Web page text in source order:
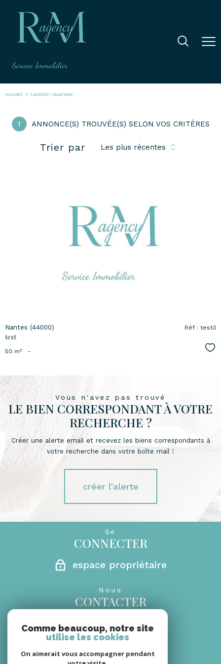
Accueil Location vacances
1 ANNONCE(S) TROUVÉE(S) SELON VOS CRITÈRES
Trier par Les plus récentes
voir le
bien
Nantes (44000)
test
Réf : test3
50 m² -
Vous n'avez pas trouvé
LE BIEN CORRESPONDANT À VOTRE
RECHERCHE ?
Créer une alerte email et recevez les biens correspondants à
votre recherche dans votre boîte mail !
créer l'alerte
Se
CONNECTER
espace propriétaire
Nous
CONTACTER
0692 27 29 69
06 08 66 30 18
secretariat@monagencerm.com
Comme beaucoup, notre site
utilise les cookies
On aimerait vous accompagner pendant